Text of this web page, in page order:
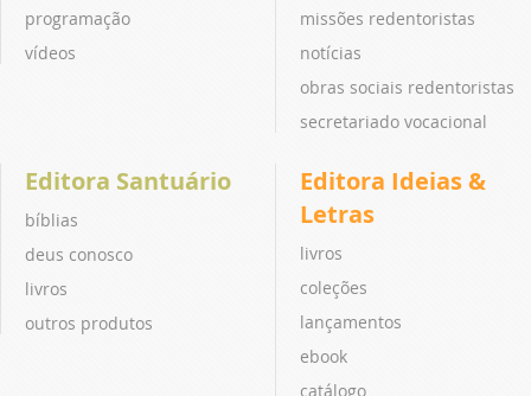
programação
vídeos
missões redentoristas
notícias
obras sociais redentoristas
secretariado vocacional
Editora Santuário
bíblias
deus conosco
livros
outros produtos
Editora Ideias &
Letras
livros
coleções
lançamentos
ebook
catálogo